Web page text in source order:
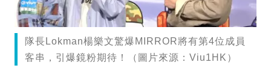
隊長Lokman楊樂文驚爆MIRROR將有第4位成員
客串，引爆鏡粉期待！（圖片來源：Viu1HK）